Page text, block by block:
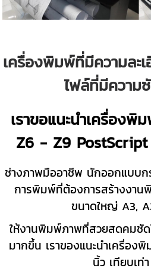
เครื่องพิมพ์ที่มีความละ
ไฟล์ที่มีความ
เราขอแนะนำเครื่องพิ
Z6 - Z9
ช่างภาพมืออาชีพ นักออกแบบก
การพิมพ์ที่ต้องการสร้างงา
ขนาดใหญ่ A3,
ให้งานพิมพ์ภาพที่สวยสดคมชั
มากขึ้น เราของแนะนำเครื่อ
นิ้ว เทียบเท่